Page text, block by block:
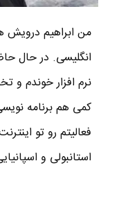
من ابراهیم درویش
انگلیسی. در حال
نرم افزار خوندم و
فعالیتم رو تو
استانبولی و